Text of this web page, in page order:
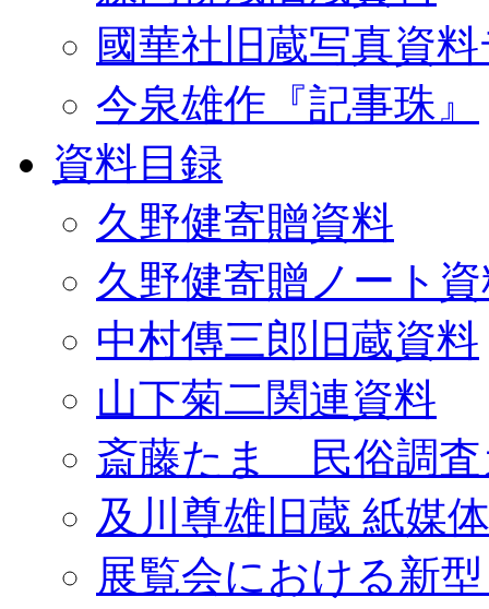
國華社旧蔵写真資
今泉雄作『記事珠』
資料目録
久野健寄贈資料
久野健寄贈ノート
中村傳三郎旧蔵資料
山下菊二関連資料
斎藤たま 民俗調査
及川尊雄旧蔵 紙媒
展覧会における新